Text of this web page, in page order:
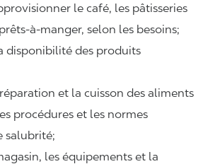
le café, les pâtisseries
à-manger, selon les besoins;
disponibilité des produits
et la cuisson des aliments
procédures et les normes
salubrité;
les équipements et la